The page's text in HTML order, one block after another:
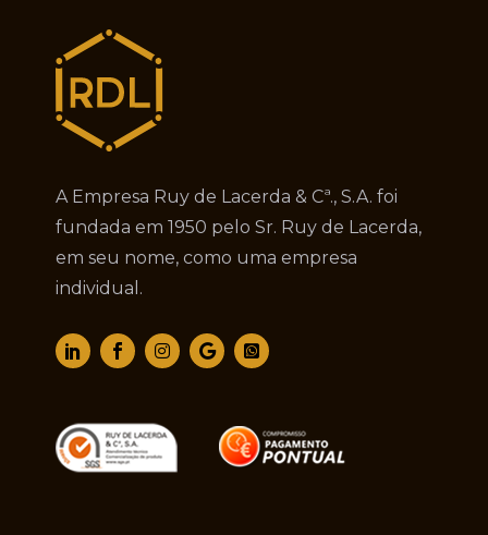
A Empresa Ruy de Lacerda & Cª., S.A. foi
fundada em 1950 pelo Sr. Ruy de Lacerda,
em seu nome, como uma empresa
individual.